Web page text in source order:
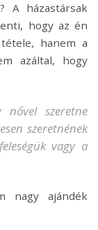
A házastársak
hogy az én
hanem a
azáltal, hogy
szeretne
szeretnének
vagy a
nagy ajándék